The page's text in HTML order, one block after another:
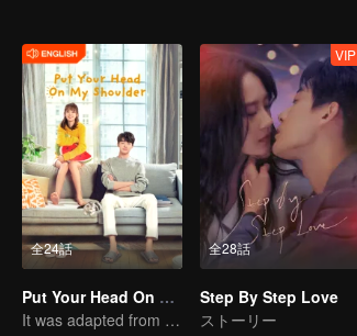
全24話
Put Your Head On My Shoulder (Eng Dub)
It was adapted from the same series of novels as "A Love so Beautiful"
全28話
VIP
Step By Step Love
ストーリー